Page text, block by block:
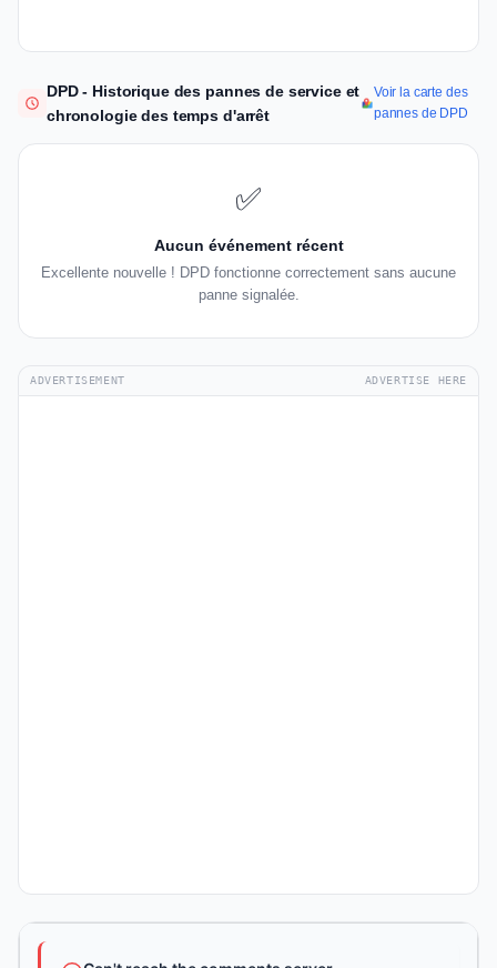
DPD - Historique des pannes de service et
chronologie des temps d'arrêt
Voir la carte des
pannes de DPD
✅
Aucun événement récent
Excellente nouvelle ! DPD fonctionne correctement sans aucune
panne signalée.
ADVERTISEMENT ADVERTISE HERE